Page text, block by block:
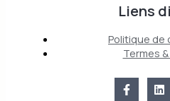
Liens
Politique
Termes